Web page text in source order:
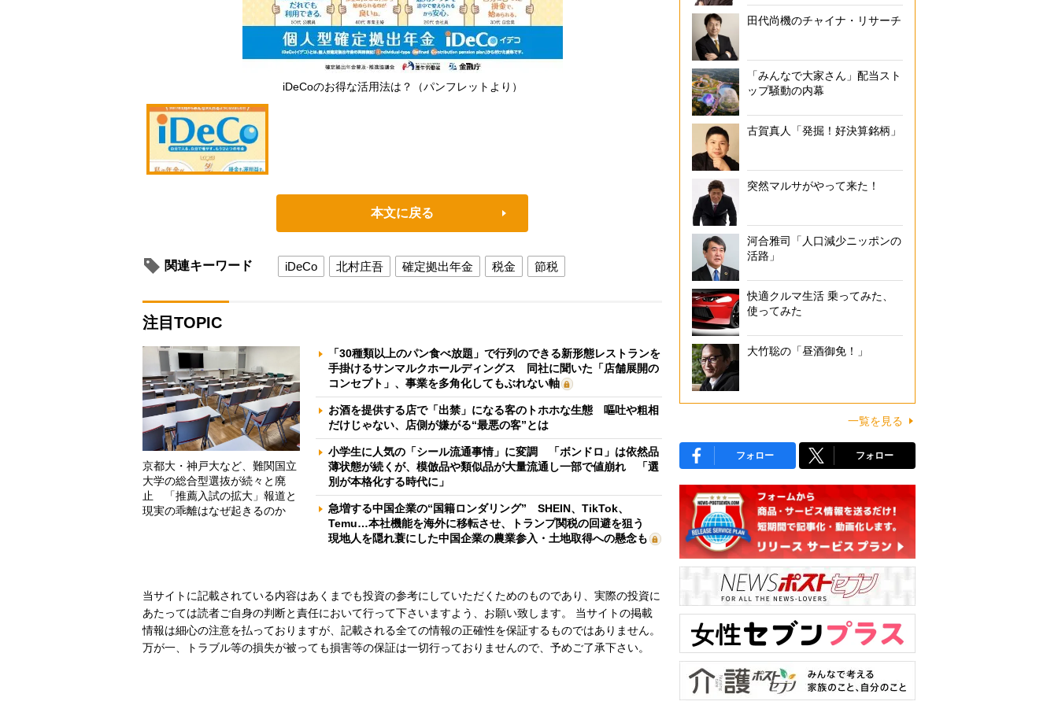
iDeCoのお得な活用法は？（パンフレットより）
本文に戻る
関連キーワード iDeCo 北村庄吾 確定拠出年金 税金 節税
注目TOPIC
京都大・神戸大など、難関国立
大学の総合型選抜が続々と廃
止 「推薦入試の拡大」報道と
現実の乖離はなぜ起きるのか
「30種類以上のパン食べ放題」で行列のできる新形態レストランを
手掛けるサンマルクホールディングス 同社に聞いた「店舗展開の
コンセプト」、事業を多角化してもぶれない軸
お酒を提供する店で「出禁」になる客のトホホな生態 嘔吐や粗相
だけじゃない、店側が嫌がる“最悪の客”とは
小学生に人気の「シール流通事情」に変調 「ボンドロ」は依然品
薄状態が続くが、模倣品や類似品が大量流通し一部で値崩れ 「選
別が本格化する時代に」
急増する中国企業の“国籍ロンダリング” SHEIN、TikTok、
Temu…本社機能を海外に移転させ、トランプ関税の回避を狙う
現地人を隠れ蓑にした中国企業の農業参入・土地取得への懸念も
当サイトに記載されている内容はあくまでも投資の参考にしていただくためのものであり、実際の投資に
あたっては読者ご自身の判断と責任において行って下さいますよう、お願い致します。 当サイトの掲載
情報は細心の注意を払っておりますが、記載される全ての情報の正確性を保証するものではありません。
万が一、トラブル等の損失が被っても損害等の保証は一切行っておりませんので、予めご了承下さい。
田代尚機のチャイナ・リサーチ
「みんなで大家さん」配当スト
ップ騒動の内幕
古賀真人「発掘！好決算銘柄」
突然マルサがやって来た！
河合雅司「人口減少ニッポンの
活路」
快適クルマ生活 乗ってみた、
使ってみた
大竹聡の「昼酒御免！」
一覧を見る
フォロー フォロー